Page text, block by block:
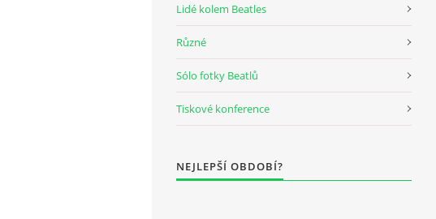
Lidé kolem Beatles
Různé
Sólo fotky Beatlů
Tiskové konference
NEJLEPŠÍ OBDOBÍ?